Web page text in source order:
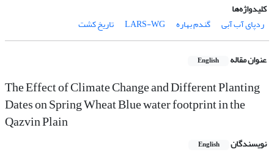
کلیدواژه‌ها
ردپای آب آبی
گندم بهاره LARS-WG تاریخ کشت
عنوان مقاله English
The Effect of Climate Change and Different Planting
Dates on Spring Wheat Blue water footprint in the
Qazvin Plain
نویسندگان English